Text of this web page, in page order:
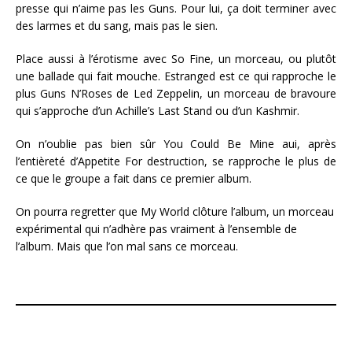
presse qui n’aime pas les Guns. Pour lui, ça doit terminer avec
des larmes et du sang, mais pas le sien.
Place aussi à l’érotisme avec So Fine, un morceau, ou plutôt
une ballade qui fait mouche. Estranged est ce qui rapproche le
plus Guns N’Roses de Led Zeppelin, un morceau de bravoure
qui s’approche d’un Achille’s Last Stand ou d’un Kashmir.
On n’oublie pas bien sûr You Could Be Mine aui, après
l’entièreté d’Appetite For destruction, se rapproche le plus de
ce que le groupe a fait dans ce premier album.
On pourra regretter que My World clôture l’album, un morceau
expérimental qui n’adhère pas vraiment à l’ensemble de
l’album. Mais que l’on mal sans ce morceau.